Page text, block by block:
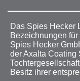
Das Spies Hecker
Bezeichnungen
Spies Hecker
der Axalta Coating
Besitz ihrer